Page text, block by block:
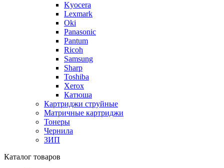
Kyocera
Lexmark
Oki
Panasonic
Pantum
Ricoh
Samsung
Sharp
Toshiba
Xerox
Катюша
Картриджи струйные
Матричные картриджи
Тонеры
Чернила
ЗИП
Каталог товаров